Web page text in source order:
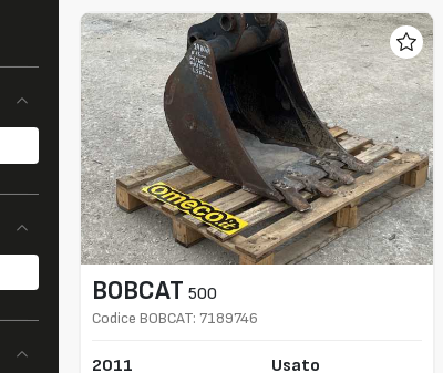
BOBCAT 500
Codice BOBCAT: 7189746
2011
Usato